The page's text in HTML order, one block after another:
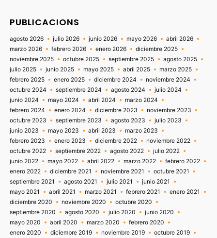
PUBLICACIONS
agosto 2026 julio 2026 junio 2026 mayo 2026
abril 2026
marzo 2026
febrero 2026 enero 2026
diciembre 2025
noviembre 2025
octubre 2025 septiembre 2025
agosto 2025
julio 2025
junio 2025 mayo 2025 abril 2025
marzo 2025
febrero 2025
enero 2025 diciembre 2024
noviembre 2024
octubre 2024
septiembre 2024 agosto 2024
julio 2024
junio 2024
mayo 2024 abril 2024
marzo 2024
febrero 2024
enero 2024 diciembre 2023
noviembre 2023
octubre 2023
septiembre 2023 agosto 2023
julio 2023
junio 2023
mayo 2023 abril 2023
marzo 2023
febrero 2023
enero 2023 diciembre 2022
noviembre 2022
octubre 2022
septiembre 2022 agosto 2022
julio 2022
junio 2022
mayo 2022 abril 2022 marzo 2022
febrero 2022
enero 2022
diciembre 2021 noviembre 2021
octubre 2021
septiembre 2021
agosto 2021 julio 2021
junio 2021
mayo 2021
abril 2021 marzo 2021 febrero 2021
enero 2021
diciembre 2020
noviembre 2020
octubre 2020
septiembre 2020
agosto 2020 julio 2020
junio 2020
mayo 2020
abril 2020 marzo 2020
febrero 2020
enero 2020
diciembre 2019 noviembre 2019
octubre 2019